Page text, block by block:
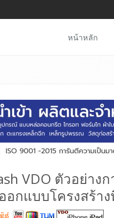
หน้าหลัก
VDO ตัวอย่าง
อกแบบโครงสร้า